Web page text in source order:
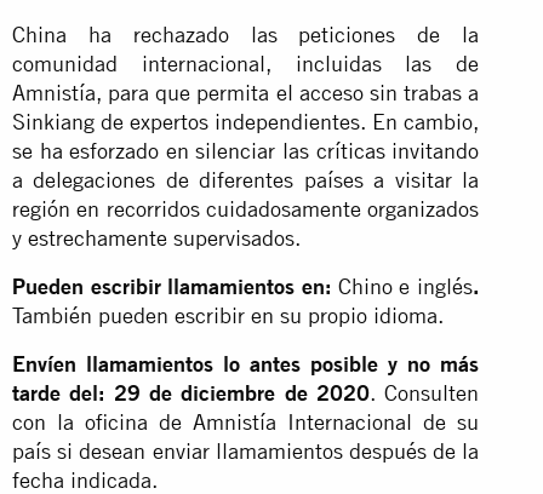
China ha rechazado las peticiones de la
comunidad internacional, incluidas las de
Amnistía, para que permita el acceso sin trabas a
Sinkiang de expertos independientes. En cambio,
se ha esforzado en silenciar las críticas invitando
a delegaciones de diferentes países a visitar la
región en recorridos cuidadosamente organizados
y estrechamente supervisados.
Pueden escribir llamamientos en: Chino e inglés.
También pueden escribir en su propio idioma.
Envíen llamamientos lo antes posible y no más
tarde del: 29 de diciembre de 2020. Consulten
con la oficina de Amnistía Internacional de su
país si desean enviar llamamientos después de la
fecha indicada.